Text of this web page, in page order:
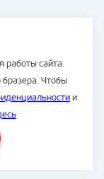
работы сайта.
Чтобы
и